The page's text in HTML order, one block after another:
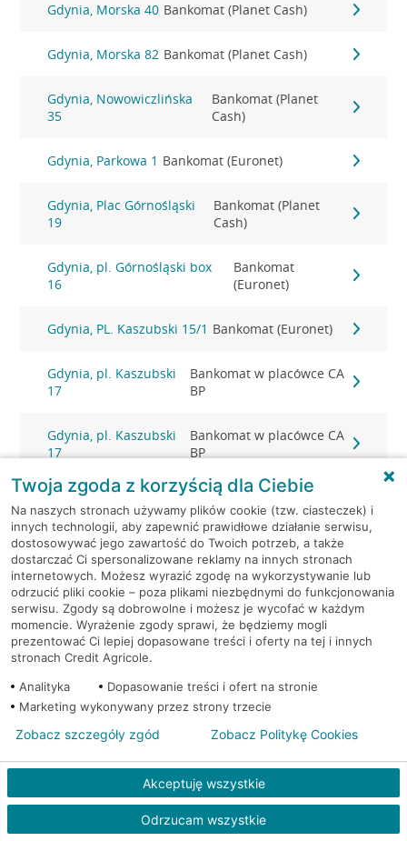
Gdynia, Morska 40 Bankomat (Planet Cash)
Gdynia, Morska 82 Bankomat (Planet Cash)
Gdynia, Nowowiczlińska
35
Bankomat (Planet
Cash)
Gdynia, Parkowa 1 Bankomat (Euronet)
Gdynia, Plac Górnośląski
19
Bankomat (Planet
Cash)
Gdynia, pl. Górnośląski box
16
Bankomat
(Euronet)
Gdynia, PL. Kaszubski 15/1 Bankomat (Euronet)
Gdynia, pl. Kaszubski
17
Bankomat w placówce CA
BP
Gdynia, pl. Kaszubski
17
Bankomat w placówce CA
BP
Gdynia, pl. Konstytucji 1 Bankomat (Euronet)
Gdynia, Śląska 47 Bankomat (Planet Cash)
Gdynia, Śląska 47 Bankomat (Planet Cash)
Gdynia, Strażacka 2 Bankomat (Planet Cash)
Gdynia, ul. 10-go Lutego 11 Bankomat (Euronet)
Gdynia, ul. 10-go Lutego 11 Bankomat (Euronet)
Gdynia, ul. 10-go Lutego 11 Bankomat (Euronet)
Twoja zgoda z korzyścią dla Ciebie
Na naszych stronach używamy plików cookie (tzw. ciasteczek) i
innych technologii, aby zapewnić prawidłowe działanie serwisu,
dostosowywać jego zawartość do Twoich potrzeb, a także
dostarczać Ci spersonalizowane reklamy na innych stronach
internetowych. Możesz wyrazić zgodę na wykorzystywanie lub
odrzucić pliki cookie – poza plikami niezbędnymi do funkcjonowania
serwisu. Zgody są dobrowolne i możesz je wycofać w każdym
momencie. Wyrażenie zgody sprawi, że będziemy mogli
prezentować Ci lepiej dopasowane treści i oferty na tej i innych
stronach Credit Agricole.
Analityka
Dopasowanie treści i ofert na stronie
Marketing wykonywany przez strony trzecie
Akceptuję wszystkie
Odrzucam wszystkie
Zobacz szczegóły zgód Zobacz Politykę Cookies